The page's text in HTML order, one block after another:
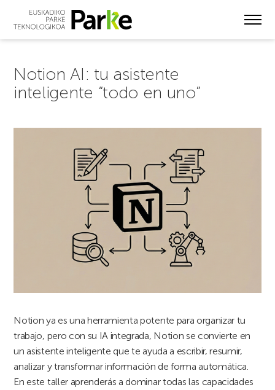
Notion AI: tu asistente
inteligente “todo en uno”
Notion ya es una herramienta potente para organizar tu
trabajo, pero con su IA integrada, Notion se convierte en
un asistente inteligente que te ayuda a escribir, resumir,
analizar y transformar información de forma automática.
En este taller aprenderás a dominar todas las capacidades